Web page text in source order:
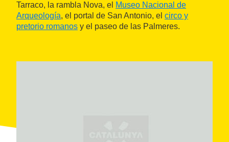
Tarraco, la rambla Nova, el Museo Nacional de
Arqueología, el portal de San Antonio, el circo y
pretorio romanos y el paseo de las Palmeres.